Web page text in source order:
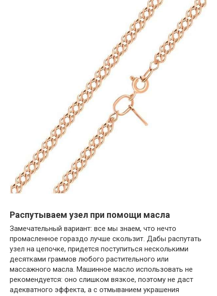
Распутываем узел при помощи масла
Замечательный вариант: все мы знаем, что нечто
промасленное гораздо лучше скользит. Дабы распутать
узел на цепочке, придется поступиться несколькими
десятками граммов любого растительного или
массажного масла. Машинное масло использовать не
рекомендуется: оно слишком вязкое, поэтому не даст
адекватного эффекта, а с отмыванием украшения